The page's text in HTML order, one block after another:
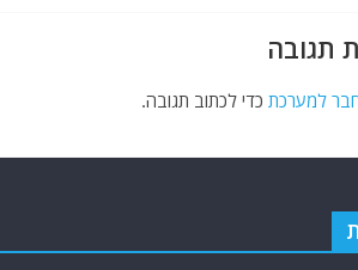
תגובה
למערכת כדי לכתוב תגובה.